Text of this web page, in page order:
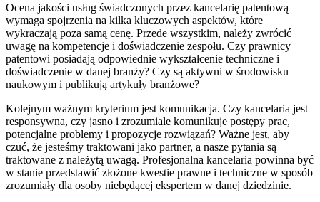
Ocena jakości usług świadczonych przez kancelarię patentową
wymaga spojrzenia na kilka kluczowych aspektów, które
wykraczają poza samą cenę. Przede wszystkim, należy zwrócić
uwagę na kompetencje i doświadczenie zespołu. Czy prawnicy
patentowi posiadają odpowiednie wykształcenie techniczne i
doświadczenie w danej branży? Czy są aktywni w środowisku
naukowym i publikują artykuły branżowe?
Kolejnym ważnym kryterium jest komunikacja. Czy kancelaria jest
responsywna, czy jasno i zrozumiale komunikuje postępy prac,
potencjalne problemy i propozycje rozwiązań? Ważne jest, aby
czuć, że jesteśmy traktowani jako partner, a nasze pytania są
traktowane z należytą uwagą. Profesjonalna kancelaria powinna być
w stanie przedstawić złożone kwestie prawne i techniczne w sposób
zrozumiały dla osoby niebędącej ekspertem w danej dziedzinie.